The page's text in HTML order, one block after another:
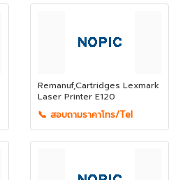
Remanuf,Cartridges Lexmark
Laser Printer E120
📞 สอบถามราคาโทร/Tel